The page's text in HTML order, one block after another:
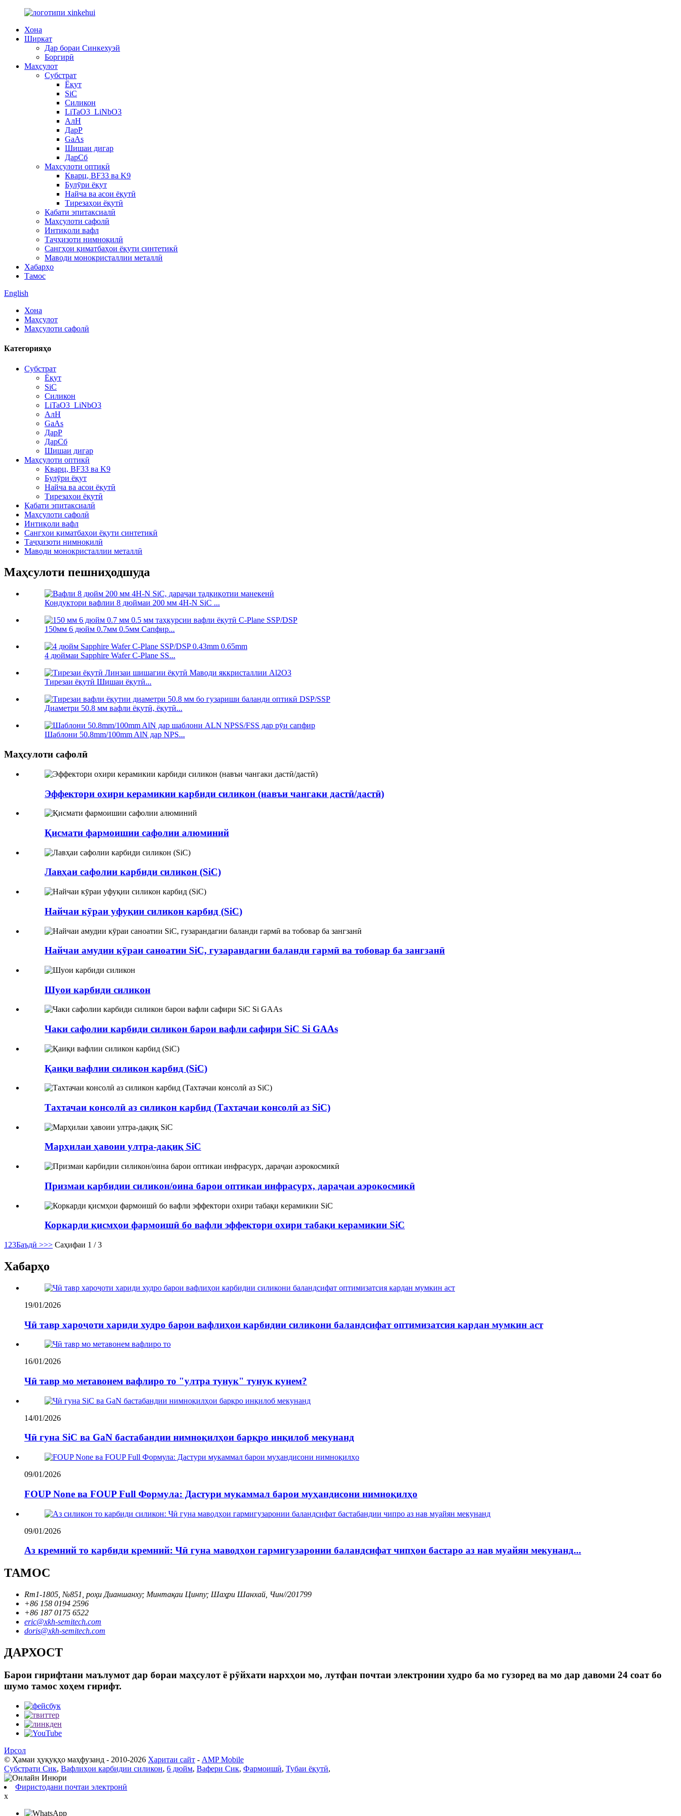
Хона
Ширкат
Дар бораи Синкехуэй
Боргирӣ
Маҳсулот
Субстрат
Ёқут
SiC
Силикон
LiTaO3_LiNbO3
АлН
ДарP
GaAs
Шишаи дигар
ДарСб
Маҳсулоти оптикӣ
Кварц, BF33 ва K9
Булӯри ёқут
Найча ва асои ёқутӣ
Тирезаҳои ёқутӣ
Қабати эпитаксиалӣ
Маҳсулоти сафолӣ
Интиқоли вафл
Таҷҳизоти нимноқилӣ
Сангҳои қиматбаҳои ёқути синтетикӣ
Маводи монокристаллии металлӣ
Хабарҳо
Тамос
English
Хона
Маҳсулот
Маҳсулоти сафолӣ
Категорияҳо
Субстрат
Ёқут
SiC
Силикон
LiTaO3_LiNbO3
АлН
GaAs
ДарP
ДарСб
Шишаи дигар
Маҳсулоти оптикӣ
Кварц, BF33 ва K9
Булӯри ёқут
Найча ва асои ёқутӣ
Тирезаҳои ёқутӣ
Қабати эпитаксиалӣ
Маҳсулоти сафолӣ
Интиқоли вафл
Сангҳои қиматбаҳои ёқути синтетикӣ
Таҷҳизоти нимноқилӣ
Маводи монокристаллии металлӣ
Маҳсулоти пешниҳодшуда
Кондуктори вафлии 8 дюймаи 200 мм 4H-N SiC ...
150мм 6 дюйм 0.7мм 0.5мм Сапфир...
4 дюймаи Sapphire Wafer C-Plane SS...
Тирезаи ёқутӣ Шишаи ёқутӣ...
Диаметри 50.8 мм вафли ёқутӣ, ёқутӣ...
Шаблони 50.8mm/100mm AlN дар NPS...
Маҳсулоти сафолӣ
Эффектори охири керамикии карбиди силикон (навъи чангаки дастӣ/дастӣ)
Қисмати фармоишии сафолии алюминий
Лавҳаи сафолии карбиди силикон (SiC)
Найчаи кӯраи уфуқии силикон карбид (SiC)
Найчаи амудии кӯраи саноатии SiC, гузарандагии баланди гармӣ ва тобовар ба зангзанӣ
Шуои карбиди силикон
Чаки сафолии карбиди силикон барои вафли сафири SiC Si GAAs
Қаиқи вафлии силикон карбид (SiC)
Тахтачаи консолӣ аз силикон карбид (Тахтачаи консолӣ аз SiC)
Марҳилаи ҳавоии ултра-дақиқ SiC
Призмаи карбидии силикон/оина барои оптикаи инфрасурх, дараҷаи аэрокосмикӣ
​​Коркарди қисмҳои фармоишӣ бо вафли эффектори охири табақи керамикии SiC
1 23Баъдӣ >>> Саҳифаи 1 / 3
Хабарҳо
19/01/2026
Чӣ тавр хароҷоти хариди худро барои вафлиҳои карбидии силикони баландсифат оптимизатсия кардан мумкин аст
16/01/2026
Чӣ тавр мо метавонем вафлиро то "ултра тунук" тунук кунем?
14/01/2026
Чӣ гуна SiC ва GaN бастабандии нимноқилҳои барқро инқилоб мекунанд
09/01/2026
FOUP None ва FOUP Full Формула: Дастури мукаммал барои муҳандисони нимноқилҳо
09/01/2026
Аз кремний то карбиди кремний: Чӣ гуна маводҳои гармигузаронии баландсифат чипҳои бастаро аз нав муайян мекунанд...
ТАМОС
Rm1-1805, №851, роҳи Дианшанху; Минтақаи Цинпу; Шаҳри Шанхай, Чин//201799
+86 158 0194 2596
+86 187 0175 6522
eric@xkh-semitech.com
doris@xkh-semitech.com
ДАРХОСТ
Барои гирифтани маълумот дар бораи маҳсулот ё рӯйхати нархҳои мо, лутфан почтаи электронии худро ба мо гузоред ва мо дар давоми 24 соат бо
шумо тамос хоҳем гирифт.
Ирсол
© Ҳамаи ҳуқуқҳо маҳфузанд - 2010-2026 Харитаи сайт - AMP Mobile
Субстрати Сик, Вафлиҳои карбидии силикон, 6 дюйм, Вафери Сик, Фармоишӣ, Тубаи ёқутӣ,
Фиристодани почтаи электронӣ
x